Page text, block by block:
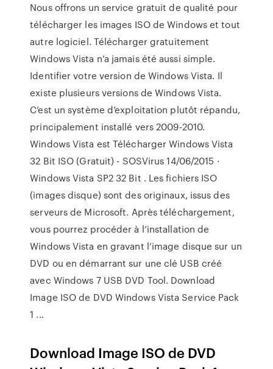
Nous offrons un service gratuit de qualité pour
télécharger les images ISO de Windows et tout
autre logiciel. Télécharger gratuitement
Windows Vista n’a jamais été aussi simple.
Identifier votre version de Windows Vista. Il
existe plusieurs versions de Windows Vista.
C’est un système d’exploitation plutôt répandu,
principalement installé vers 2009-2010.
Windows Vista est Télécharger Windows Vista
32 Bit ISO (Gratuit) - SOSVirus 14/06/2015 ·
Windows Vista SP2 32 Bit . Les fichiers ISO
(images disque) sont des originaux, issus des
serveurs de Microsoft. Après téléchargement,
vous pourrez procéder à l’installation de
Windows Vista en gravant l’image disque sur un
DVD ou en démarrant sur une clé USB créé
avec Windows 7 USB DVD Tool. Download
Image ISO de DVD Windows Vista Service Pack
1 ...
Download Image ISO de DVD